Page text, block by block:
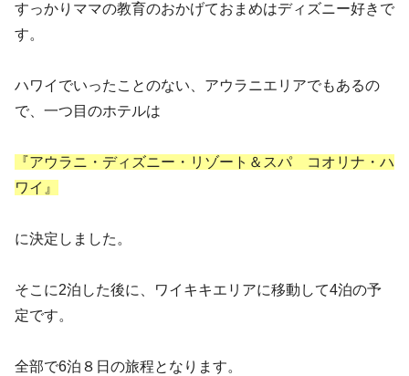
すっかりママの教育のおかげておまめはディズニー好きで
す。
ハワイでいったことのない、アウラニエリアでもあるの
で、一つ目のホテルは
『アウラニ・ディズニー・リゾート＆スパ コオリナ・ハ
ワイ』
に決定しました。
そこに2泊した後に、ワイキキエリアに移動して4泊の予
定です。
全部で6泊８日の旅程となります。